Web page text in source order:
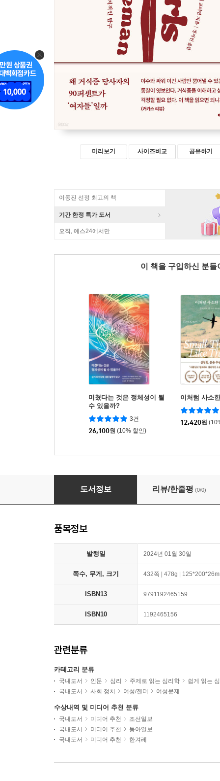
미리보기 사이즈비교 공유하기
이동진 선정 최고의 책
기간 한정 특가 도서
오직, 예스24에서만
이 책을 구입하신 분
미쳤다는 것은 정체성이 될
수 있을까?
3건
26,100원 (10% 할인)
이처럼 사소
12,420원
먹지 못하는 여자들
도서정보 리뷰/한줄평 (0/0)
품목정보
발행일 2024년 01월 30일
쪽수, 무게, 크기 432쪽 | 478g |
ISBN13 9791192465159
ISBN10 1192465156
관련분류
카테고리 분류
국내도서 인문 심리 주제로 읽는 심리학
쉽게 읽는
국내도서
사회 정치 여성/젠더 여성문제
수상내역 및 미디어 추천 분류
국내도서 미디어 추천
조선일보
국내도서
미디어 추천
동아일보
국내도서
미디어 추천 한겨레